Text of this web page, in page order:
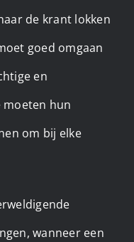
de krant lokken
goed omgaan
en
moeten hun
om bij elke
wanneer een